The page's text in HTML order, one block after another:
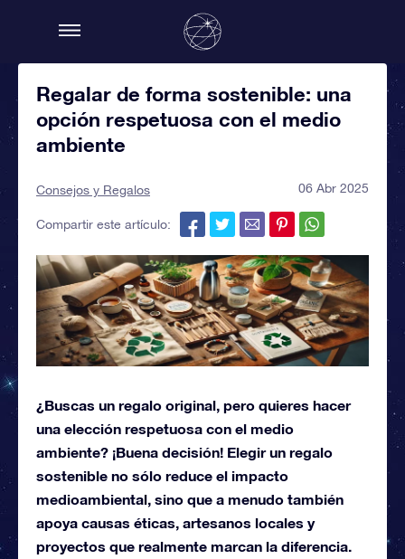
Regalar de forma sostenible: una
opción respetuosa con el medio
ambiente
Consejos y Regalos 06 Abr 2025
Compartir este artículo:
¿Buscas un regalo original, pero quieres hacer
una elección respetuosa con el medio
ambiente? ¡Buena decisión! Elegir un regalo
sostenible no sólo reduce el impacto
medioambiental, sino que a menudo también
apoya causas éticas, artesanos locales y
proyectos que realmente marcan la diferencia.